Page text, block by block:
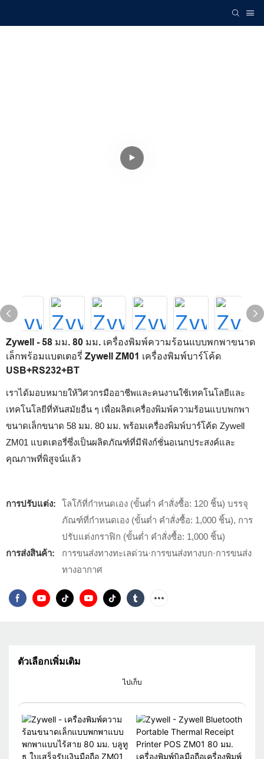
Zywell - 58 มม. 80 มม. เครื่องพิมพ์ความร้อนแบบพกพาขนาด
เล็กพร้อมแบตเตอรี่ Zywell ZM01 เครื่องพิมพ์บาร์โค้ด
USB+RS232+BT
เราได้มอบหมายให้วิศวกรมืออาชีพและคนงานใช้เทคโนโลยีและ
เทคโนโลยีที่ทันสมัยอื่น ๆ เพื่อผลิตเครื่องพิมพ์ความร้อนแบบพกพา
ขนาดเล็กขนาด 58 มม. 80 มม. พร้อมเครื่องพิมพ์บาร์โค้ด Zywell
ZM01 แบตเตอรี่ซึ่งเป็นผลิตภัณฑ์ที่มีฟังก์ชั่นอเนกประสงค์และ
คุณภาพที่พิสูจน์แล้ว
การปรับแต่ง:
โลโก้ที่กำหนดเอง (ขั้นต่ำ คำสั่งซื้อ: 120 ชิ้น) บรรจุ
ภัณฑ์ที่กำหนดเอง (ขั้นต่ำ คำสั่งซื้อ: 1,000 ชิ้น), การ
ปรับแต่งกราฟิก (ขั้นต่ำ คำสั่งซื้อ: 1,000 ชิ้น)
การส่งสินค้า:
การขนส่งทางทะเลด่วน·การขนส่งทางบก·การขนส่ง
ทางอากาศ
ตัวเลือกเพิ่มเติม
ไปเก็บ